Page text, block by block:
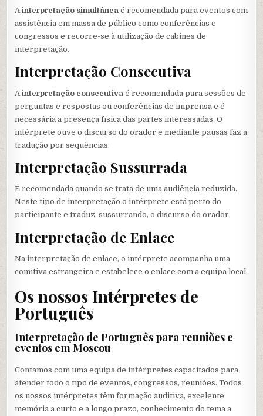
Ainterpretação simultânea é recomendada para eventos com
assistência em massa de público como conferências e
congressos e recorre-se à utilização de cabines de
interpretação.
Interpretação Consecutiva
Ainterpretação consecutiva é recomendada para sessões de
perguntas e respostas ou conferências de imprensa e é
necessária a presença física das partes interessadas. O
intérprete ouve o discurso do orador e mediante pausas faz a
tradução por sequências.
Interpretação Sussurrada
É recomendada quando se trata de uma audiência reduzida.
Neste tipo de interpretação o intérprete está perto do
participante e traduz, sussurrando, o discurso do orador.
Interpretação de Enlace
Na interpretação de enlace, o intérprete acompanha uma
comitiva estrangeira e estabelece o enlace com a equipa local.
Os nossos Intérpretes de
Português
Interpretação de Português para reuniões e
eventos em Moscou
Contamos com uma equipa de intérpretes capacitados para
atender todo o tipo de eventos, congressos, reuniões. Todos
os nossos intérpretes têm formação auditiva, excelente
memória a curto e a longo prazo, conhecimento do tema a